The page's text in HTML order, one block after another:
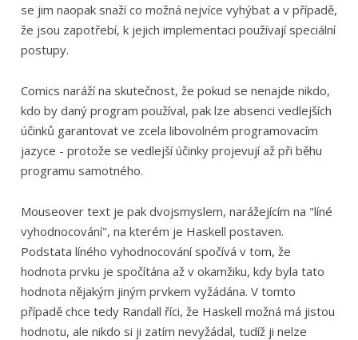
se jim naopak snaží co možná nejvíce vyhýbat a v případě,
že jsou zapotřebí, k jejich implementaci používají speciální
postupy.
Comics naráží na skutečnost, že pokud se nenajde nikdo,
kdo by daný program používal, pak lze absenci vedlejších
účinků garantovat ve zcela libovolném programovacím
jazyce - protože se vedlejší účinky projevují až při běhu
programu samotného.
Mouseover text je pak dvojsmyslem, narážejícím na "líné
vyhodnocování", na kterém je Haskell postaven.
Podstata líného vyhodnocování spočívá v tom, že
hodnota prvku je spočítána až v okamžiku, kdy byla tato
hodnota nějakým jiným prvkem vyžádána. V tomto
případě chce tedy Randall říci, že Haskell možná má jistou
hodnotu, ale nikdo si ji zatím nevyžádal, tudíž ji nelze